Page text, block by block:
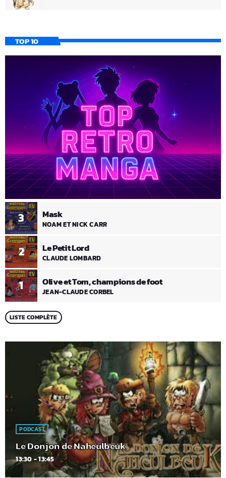
TOP 10
1 Olive et Tom, champions de foot
JEAN-CLAUDE CORBEL
2 Le Petit Lord
CLAUDE LOMBARD
3 Mask
NOAM ET NICK CARR
LISTE COMPLÈTE
PODCAST
Le Donjon de Naheulbeuk
13:30 - 13:45